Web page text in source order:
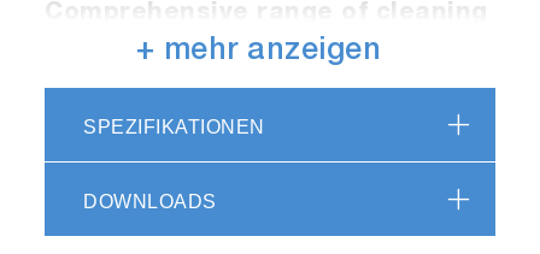
Comprehensive range of cleaning
devices.
The ultrasonic cleaner can be retrofitted to HP-
480TP sites that are not equipped with a
control by the customer is required.
+ mehr anzeigen
SPEZIFIKATIONEN
DOWNLOADS